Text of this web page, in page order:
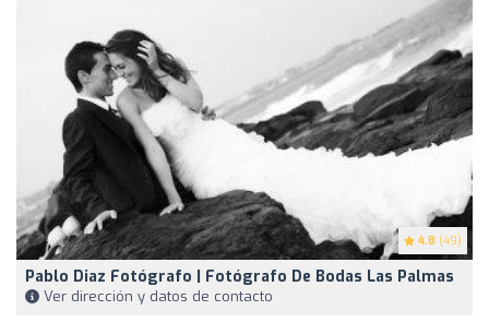
4.8 (49)
Pablo Diaz Fotógrafo | Fotógrafo De Bodas Las Palmas
Ver dirección y datos de contacto